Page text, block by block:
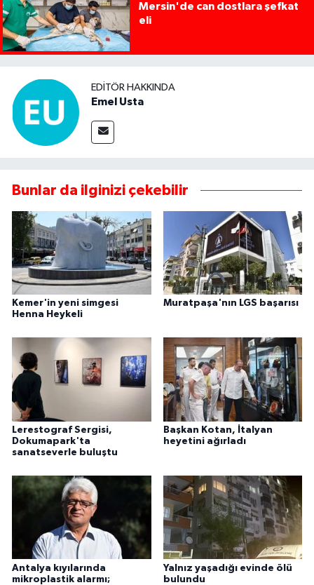
Mersin'de can dostlara şefkat
eli
EDITÖR HAKKINDA
Emel Usta
Bunlar da ilginizi çekebilir
Kemer'in yeni simgesi
Henna Heykeli
Muratpaşa'nın LGS başarısı
Lerestograf Sergisi,
Dokumapark'ta
sanatseverle buluştu
Başkan Kotan, İtalyan
heyetini ağırladı
Antalya kıyılarında
mikroplastik alarmı;
Yalnız yaşadığı evinde ölü
bulundu